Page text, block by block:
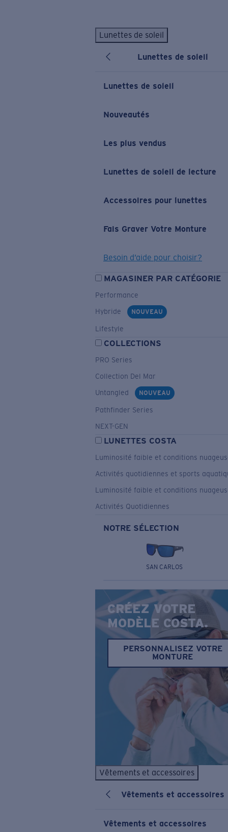
Lunettes de soleil
Lunettes de soleil
Lunettes de soleil
Nouveautés
Les plus vendus
Lunettes de soleil de lecture
Accessoires pour lunettes
Fais Graver Votre Monture
Besoin d’aide pour choisir?
MAGASINER PAR CATÉGORIE
Performance
Hybride
NOUVEAU
Lifestyle
COLLECTIONS
PRO Series
Collection Del Mar
Untangled
NOUVEAU
Pathfinder Series
NEXT-GEN
LUNETTES COSTA
Luminosité faible et conditions
Activités quotidiennes et sports
Luminosité faible et conditions
Activités Quotidiennes
NOTRE SÉLECTION
SAN CARLOS
CRÉEZ VOTRE
MODÈLE COSTA.
PERSONNALISEZ VOTRE
MONTURE
Vêtements et accessoires
Vêtements et accessoires
Vêtements et accessoires
LES PLUS RECHERCHÉS
Lunettes de soleil personnalisées Nouveau